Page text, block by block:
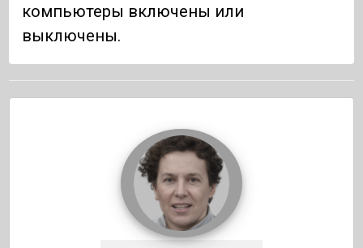
компьютеры включены или
выключены.